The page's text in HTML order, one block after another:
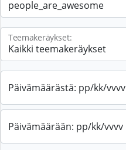
Teemakeräykset:
Päivämäärästä: pp/kk/vvvv
Päivämäärään: pp/kk/vvvv